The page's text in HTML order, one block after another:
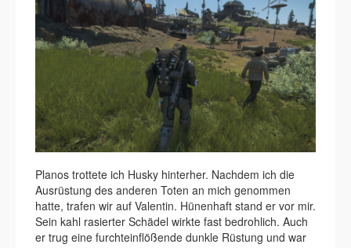
Planos trottete ich Husky hinterher. Nachdem ich die
Ausrüstung des anderen Toten an mich genommen
hatte, trafen wir auf Valentin. Hünenhaft stand er vor mir.
Sein kahl rasierter Schädel wirkte fast bedrohlich. Auch
er trug eine furchteinflößende dunkle Rüstung und war